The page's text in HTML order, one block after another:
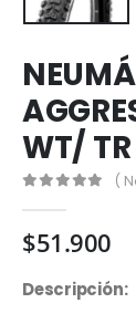
WT/
(
$51.900
Descripción: